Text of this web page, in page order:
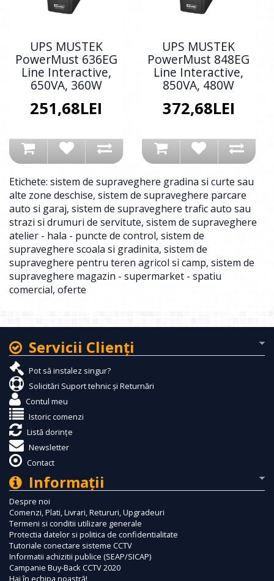
UPS MUSTEK
PowerMust 636EG
Line Interactive,
650VA, 360W
251,68LEI
UPS MUSTEK
PowerMust 848EG
Line Interactive,
850VA, 480W
372,68LEI
Etichete: sistem de supraveghere gradina si curte sau
alte zone deschise, sistem de supraveghere parcare
auto si garaj, sistem de supraveghere trafic auto sau
strazi si drumuri de servitute, sistem de supraveghere
atelier - hala - puncte de control, sistem de
supraveghere scoala si gradinita, sistem de
supraveghere pentru teren agricol si camp, sistem de
supraveghere magazin - supermarket - spatiu
comercial, oferte
Servicii Clienţi
Pot să instalez singur?
Solicitări Suport tehnic și Returnări
Contul meu
Istoric comenzi
Listă dorințe
Newsletter
Contact
Informaţii
Despre noi
Comenzi, Plati, Livrari, Retururi, Upgradeuri
Termeni si conditii utilizare generale
Protectia datelor si politica de confidentialitate
Tutoriale conectare sisteme CCTV
Informatii achizitii publice (SEAP/SICAP)
Campanie Buy-Back CCTV 2020